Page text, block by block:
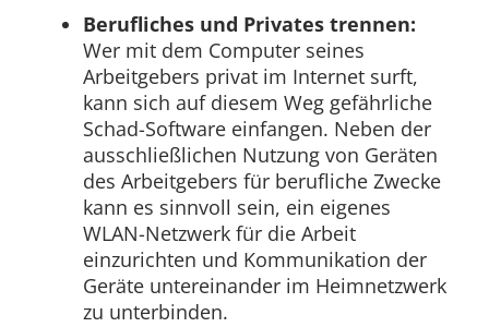
Berufliches und Privates trennen:
Wer mit dem Computer seines
Arbeitgebers privat im Internet surft,
kann sich auf diesem Weg gefährliche
Schad-Software einfangen. Neben der
ausschließlichen Nutzung von Geräten
des Arbeitgebers für berufliche Zwecke
kann es sinnvoll sein, ein eigenes
WLAN-Netzwerk für die Arbeit
einzurichten und Kommunikation der
Geräte untereinander im Heimnetzwerk
zu unterbinden.